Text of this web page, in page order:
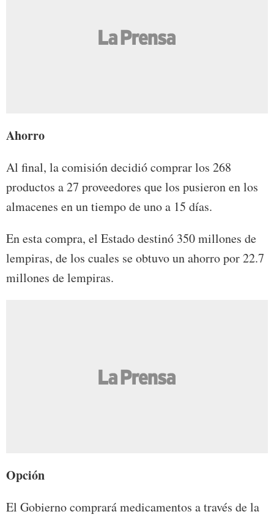
Ahorro
Al final, la comisión decidió comprar los 268
productos a 27 proveedores que los pusieron en los
almacenes en un tiempo de uno a 15 días.
En esta compra, el Estado destinó 350 millones de
lempiras, de los cuales se obtuvo un ahorro por 22.7
millones de lempiras.
Opción
El Gobierno comprará medicamentos a través de la